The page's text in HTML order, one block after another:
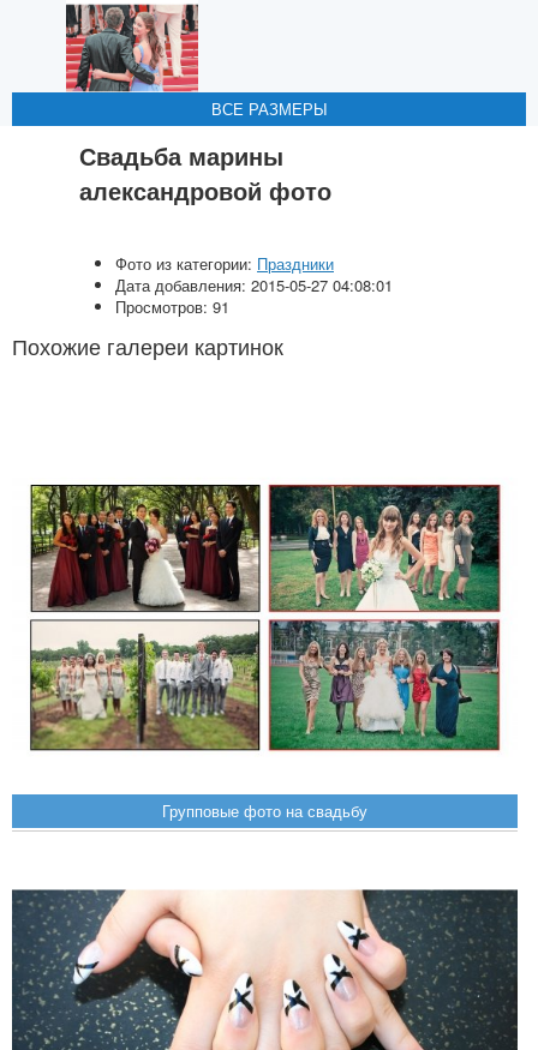
ВСЕ РАЗМЕРЫ
ВСЕ РАЗМЕРЫ
ВСЕ РАЗМЕРЫ
ВСЕ РАЗМЕРЫ
ВСЕ РАЗМЕРЫ
Свадьба марины
александровой фото
Фото из категории: Праздники
Дата добавления: 2015-05-27 04:08:01
Просмотров: 91
Похожие галереи картинок
Групповые фото на свадьбу